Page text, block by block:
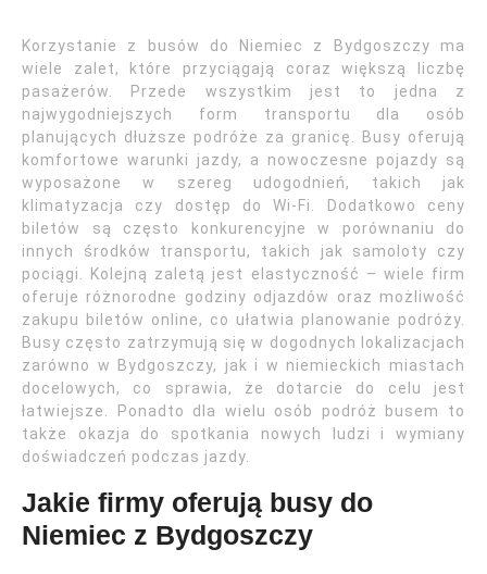
Korzystanie z busów do Niemiec z Bydgoszczy ma
wiele zalet, które przyciągają coraz większą liczbę
pasażerów. Przede wszystkim jest to jedna z
najwygodniejszych form transportu dla osób
planujących dłuższe podróże za granicę. Busy oferują
komfortowe warunki jazdy, a nowoczesne pojazdy są
wyposażone w szereg udogodnień, takich jak
klimatyzacja czy dostęp do Wi-Fi. Dodatkowo ceny
biletów są często konkurencyjne w porównaniu do
innych środków transportu, takich jak samoloty czy
pociągi. Kolejną zaletą jest elastyczność – wiele firm
oferuje różnorodne godziny odjazdów oraz możliwość
zakupu biletów online, co ułatwia planowanie podróży.
Busy często zatrzymują się w dogodnych lokalizacjach
zarówno w Bydgoszczy, jak i w niemieckich miastach
docelowych, co sprawia, że dotarcie do celu jest
łatwiejsze. Ponadto dla wielu osób podróż busem to
także okazja do spotkania nowych ludzi i wymiany
doświadczeń podczas jazdy.
Jakie firmy oferują busy do
Niemiec z Bydgoszczy